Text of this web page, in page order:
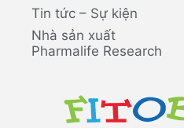
Tin tức – Sự kiện
Nhà sản xuất
Pharmalife Research